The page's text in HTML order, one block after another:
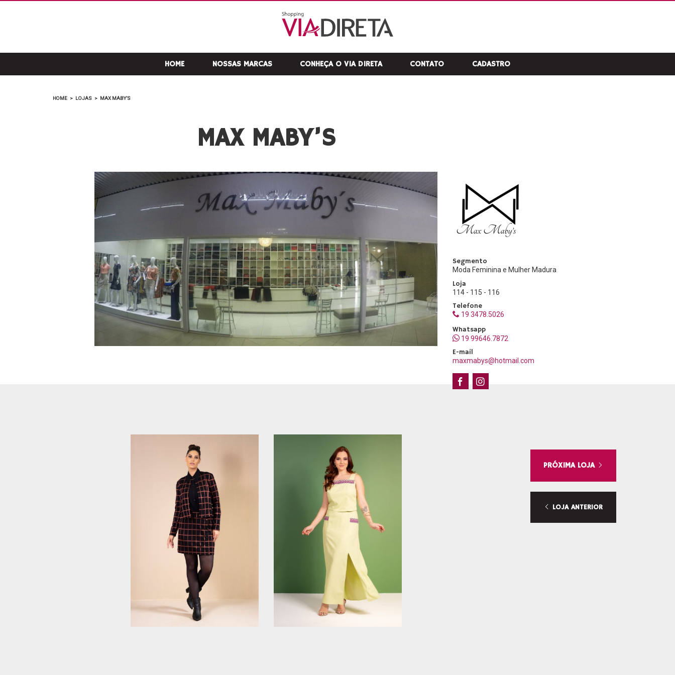
HOME NOSSAS MARCAS CONHEÇA O VIA DIRETA CONTATO CADASTRO
HOME > LOJAS > MAX MABY’S
MAX MABY’S
Segmento
Moda Feminina e Mulher Madura
Loja
114 - 115 - 116
Telefone
19 3478.5026
Whatsapp
19 99646.7872
E-mail
maxmabys@hotmail.com
PRÓXIMA LOJA
LOJA ANTERIOR